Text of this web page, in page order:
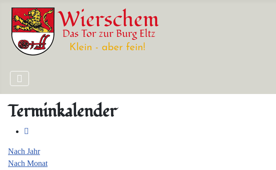
Terminkalender
Nach Jahr
Nach Monat